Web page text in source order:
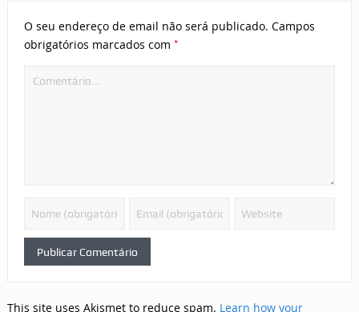
O seu endereço de email não será publicado. Campos
obrigatórios marcados com *
This site uses Akismet to reduce spam. Learn how your